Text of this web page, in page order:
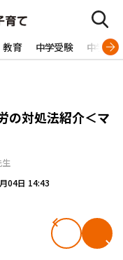
教育 中学受験 中学生
の対処法紹介＜マ
04日 14:43